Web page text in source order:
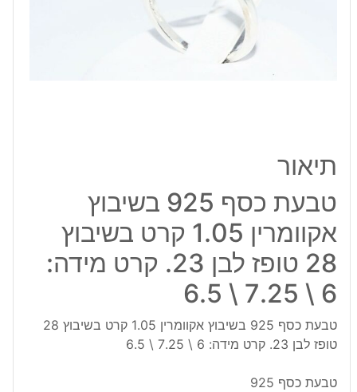
תיאור
טבעת כסף 925 בשיבוץ
אקוומרין 1.05 קרט בשיבוץ
28 טופז לבן 23. קרט מידה:
6 \ 7.25 \ 6.5
טבעת כסף 925 בשיבוץ אקוומרין 1.05 קרט בשיבוץ 28
טופז לבן 23. קרט מידה: 6 \ 7.25 \ 6.5
טבעת כסף 925